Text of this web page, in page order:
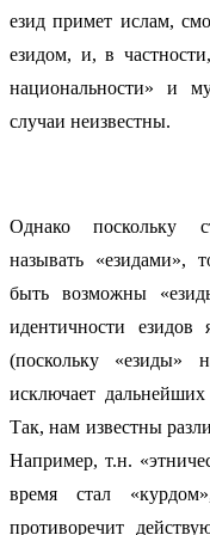
езид примет ислам,
езидом, и, в
национальности» и
случаи неизвестны.
Однако поскольку
называть «езидами»,
быть возможны
идентичности езидов
(поскольку «езиды»
исключает
Так, нам известны
Например, т.н.
время стал
противоречит